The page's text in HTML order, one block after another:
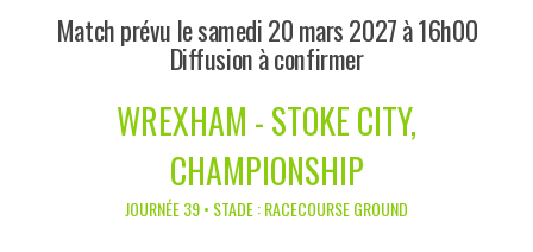
Match prévu le samedi 20 mars 2027 à 16h00
Diffusion à confirmer
WREXHAM - STOKE CITY,
CHAMPIONSHIP
JOURNÉE 39 • STADE : RACECOURSE GROUND